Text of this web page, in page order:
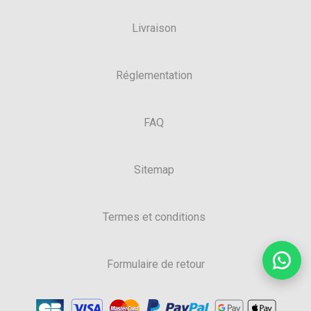
Livraison
Réglementation
FAQ
Sitemap
Termes et conditions
Formulaire de retour